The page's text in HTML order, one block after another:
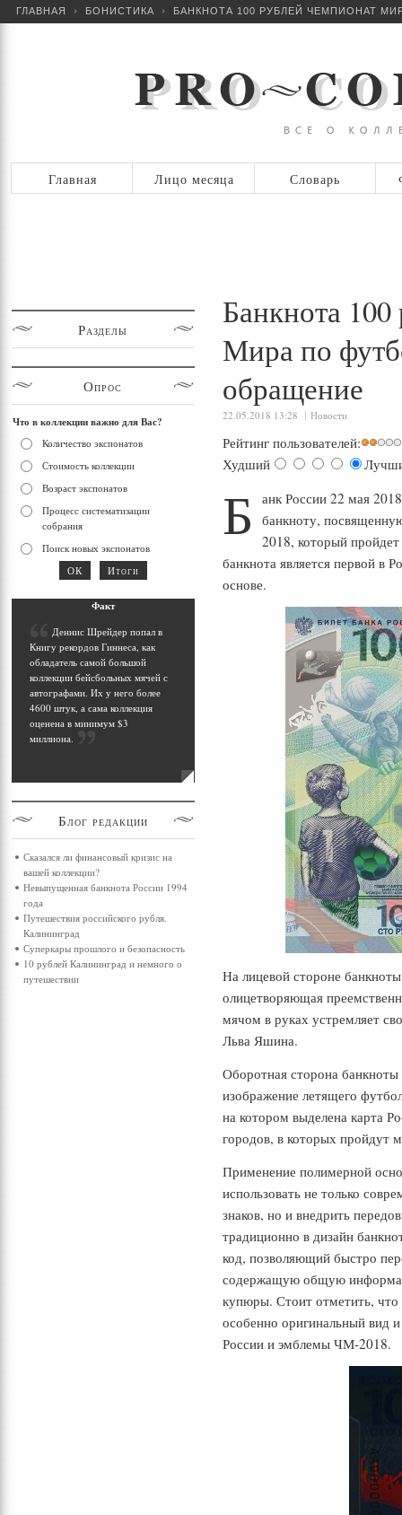
ГЛАВНАЯ БОНИСТИКА БАНКНОТА 100 РУБЛЕЙ ЧЕМПИОНАТ
Главная Лицо месяца Словарь
Банкнота
Мира по
обращение
22.05.2018 13:28 Новости
Рейтинг пользователей:
Худший
Б
анк России 22 мая
банкноту,
2018, который
банкнота является первой в
основе.
На лицевой стороне
олицетворяющая
мячом в руках устремляет
Льва Яшина.
Оборотная сторона
изображение летящего
на котором выделена карта
городов, в которых пройдут
Применение полимерной
использовать не только
знаков, но и внедрить
традиционно в дизайн
код, позволяющий быстро
содержащую общую
купюры. Стоит отметить,
особенно оригинальный вид
России и эмблемы ЧМ-2018.
Разделы
Опрос
Что в коллекции важно для Вас?
Количество экспонатов
Стоимость коллекции
Возраст экспонатов
Процесс систематизации
собрания
Поиск новых экспонатов
Факт
Деннис Шрейдер попал в
Книгу рекордов Гиннеса, как
обладатель самой большой
коллекции бейсбольных мячей с
автографами. Их у него более
4600 штук, а сама коллекция
оценена в минимум $3
миллиона.
Блог редакции
Сказался ли финансовый кризис на
вашей коллекции?
Невыпущенная банкнота России 1994
года
Путешествия российского рубля.
Калининград
Суперкары прошлого и безопасность
10 рублей Калининград и немного о
путешествии